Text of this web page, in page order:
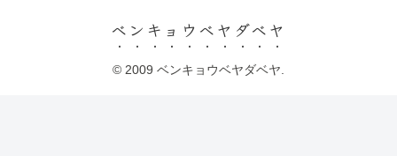
ベンキョウベヤダベヤ
© 2009 ベンキョウベヤダベヤ.